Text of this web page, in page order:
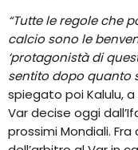
“Tutte le regole che
calcio sono le
‘protagonistà di
sentito dopo quanto
spiegato poi Kalulu,
Var decise oggi
prossimi Mondiali.